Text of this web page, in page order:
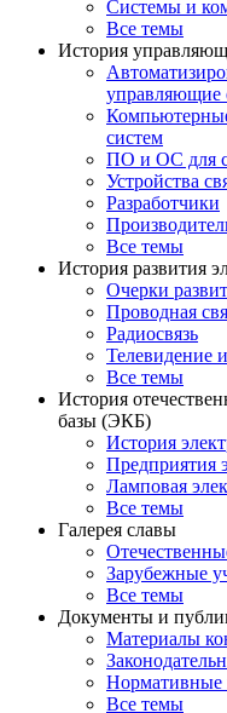
Системы и
Все темы
История
управляющие
систем
ПО и ОС для
Устройства
Разработчики
Все темы
История развития
Очерки
Проводная
Радиосвязь
Телевидение
Все темы
История
базы (ЭКБ)
История
Предприятия
Ламповая
Все темы
Галерея славы
Зарубежные
Все темы
Документы и
Материалы
Нормативные
Все темы